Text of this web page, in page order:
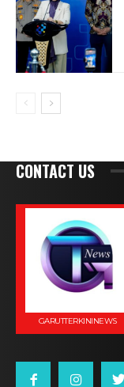
CONTACT US
GARUTTERKININEWS